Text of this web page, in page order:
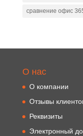
сравнение офис
О нас
О компании
Отзывы
Реквизиты
Электронный